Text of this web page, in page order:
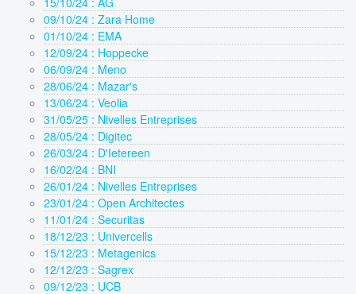
09/10/24 : Zara Home
01/10/24 : EMA
12/09/24 : Hoppecke
06/09/24 : Meno
28/06/24 : Mazar's
13/06/24 : Veolia
31/05/25 : Nivelles Entreprises
28/05/24 : Digitec
26/03/24 : D'Ietereen
16/02/24 : BNI
26/01/24 : Nivelles Entreprises
23/01/24 : Open Architectes
11/01/24 : Securitas
18/12/23 : Univercells
15/12/23 : Metagenics
12/12/23 : Sagrex
09/12/23 : UCB